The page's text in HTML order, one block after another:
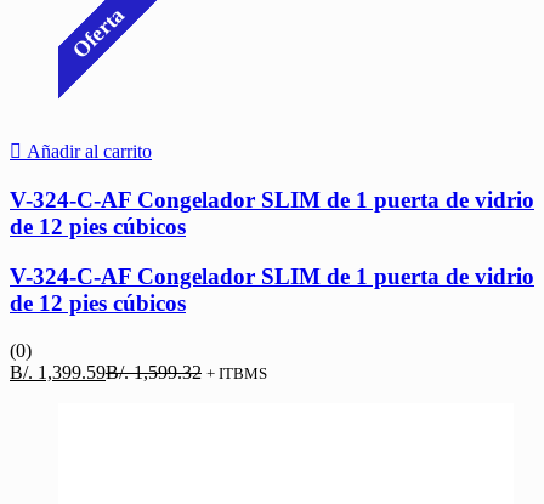
Oferta
Añadir al carrito
V-324-C-AF Congelador SLIM de 1 puerta de vidrio
de 12 pies cúbicos
V-324-C-AF Congelador SLIM de 1 puerta de vidrio
de 12 pies cúbicos
(0)
B/. 1,399.59El
B/.1,599.32 El
+ ITBMS